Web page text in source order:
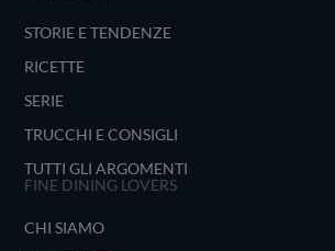
STORIE E TENDENZE
RICETTE
SERIE
TRUCCHI E CONSIGLI
TUTTI GLI ARGOMENTI
FINE DINING LOVERS
CHI SIAMO